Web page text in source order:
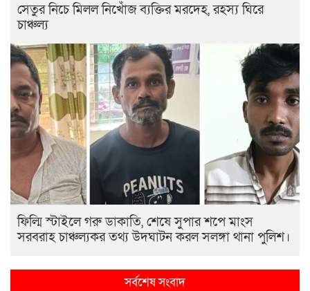
সেতুর নিচে মিলল নিখোঁজ ব্যক্তির মরদেহ, রহস্য ঘিরে
চাঞ্চল্য
ফিল্মি স্টাইলে গরু ডাকাতি, শেষে সুপার শপে মাংস
সরবরাহ চাঞ্চল্যকর তথ্য উদঘাটন করল সলঙ্গা থানা পুলিশ।
সর্বশেষ সংবাদ